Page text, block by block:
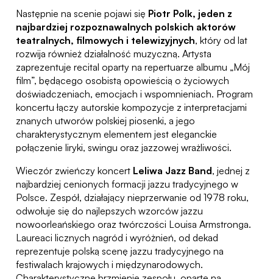
Następnie na scenie pojawi się Piotr Polk, jeden z
najbardziej rozpoznawalnych polskich aktorów
teatralnych, filmowych i telewizyjnych, który od lat
rozwija również działalność muzyczną. Artysta
zaprezentuje recital oparty na repertuarze albumu „Mój
film”, będącego osobistą opowieścią o życiowych
doświadczeniach, emocjach i wspomnieniach. Program
koncertu łączy autorskie kompozycje z interpretacjami
znanych utworów polskiej piosenki, a jego
charakterystycznym elementem jest eleganckie
połączenie liryki, swingu oraz jazzowej wrażliwości.
Wieczór zwieńczy koncert Leliwa Jazz Band, jednej z
najbardziej cenionych formacji jazzu tradycyjnego w
Polsce. Zespół, działający nieprzerwanie od 1978 roku,
odwołuje się do najlepszych wzorców jazzu
nowoorleańskiego oraz twórczości Louisa Armstronga.
Laureaci licznych nagród i wyróżnień, od dekad
reprezentuje polską scenę jazzu tradycyjnego na
festiwalach krajowych i międzynarodowych.